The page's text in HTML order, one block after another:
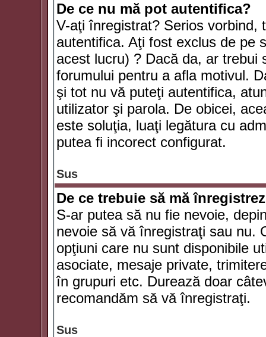
De ce nu mă pot autentifica?
V-aţi înregistrat? Serios vorbind,
autentifica. Aţi fost exclus de pe
acest lucru) ? Dacă da, ar trebui
forumului pentru a afla motivul.
şi tot nu vă puteţi autentifica,
utilizator şi parola. De obicei,
este soluţia, luaţi legătura cu
putea fi incorect configurat.
Sus
De ce trebuie să mă
S-ar putea să nu fie nevoie,
nevoie să vă înregistraţi sau nu.
opţiuni care nu sunt disponibile
asociate, mesaje private,
în grupuri etc. Durează doar
recomandăm să vă înregistraţi.
Sus